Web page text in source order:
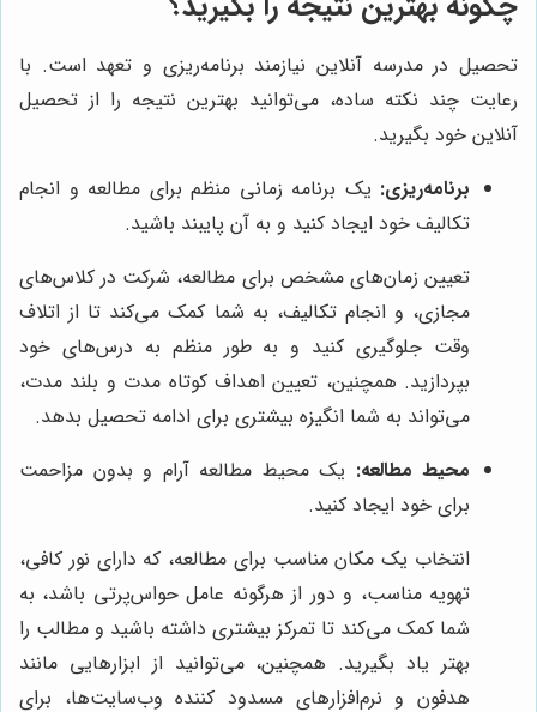
تحصیل در مدرسه آنلاین نیازمند برنامه‌ریزی و تعهد است. با
رعایت چند نکته ساده، می‌توانید بهترین نتیجه را از تحصیل
آنلاین خود بگیرید.
برنامه‌ریزی: یک برنامه زمانی منظم برای مطالعه و انجام
تکالیف خود ایجاد کنید و به آن پایبند باشید.
تعیین زمان‌های مشخص برای مطالعه، شرکت در کلاس‌های
مجازی، و انجام تکالیف، به شما کمک می‌کند تا از اتلاف
وقت جلوگیری کنید و به طور منظم به درس‌های خود
بپردازید. همچنین، تعیین اهداف کوتاه مدت و بلند مدت،
می‌تواند به شما انگیزه بیشتری برای ادامه تحصیل بدهد.
محیط مطالعه: یک محیط مطالعه آرام و بدون مزاحمت
برای خود ایجاد کنید.
انتخاب یک مکان مناسب برای مطالعه، که دارای نور کافی،
تهویه مناسب، و دور از هرگونه عامل حواس‌پرتی باشد، به
شما کمک می‌کند تا تمرکز بیشتری داشته باشید و مطالب را
بهتر یاد بگیرید. همچنین، می‌توانید از ابزارهایی مانند
هدفون و نرم‌افزارهای مسدود کننده وب‌سایت‌ها، برای